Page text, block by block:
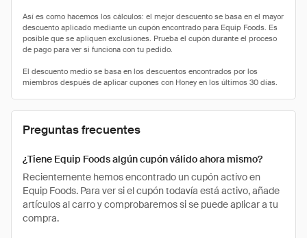
Preguntas frecuentes
¿Tiene Equip Foods algún cupón válido ahora mismo?
Recientemente hemos encontrado un cupón activo en
Equip Foods. Para ver si el cupón todavía está activo, añade
artículos al carro y comprobaremos si se puede aplicar a tu
compra.